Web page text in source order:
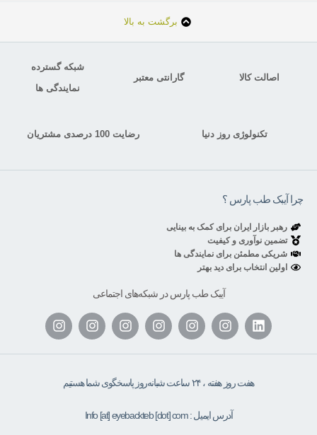
برگشت به بالا
اصالت کالا گارانتی معتبر
شبکه گسترده
نمایندگی ها
تکنولوژی روز دنیا رضایت 100 درصدی مشتریان
چرا آیبک طب پارس ؟
رهبر بازار ایران برای کمک به بینایی
تضمین نوآوری و کیفیت
شریکی مطمئن برای نمایندگی ها
اولین انتخاب برای دید بهتر
آیبک طب پارس در شبکه‌های اجتماعی
هفت روز هفته ، ۲۴ ساعت شبانه‌روز پاسخگوی شما هستیم
آدرس ایمیل : Info [at] eyebackteb [dot] com